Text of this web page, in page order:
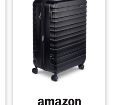
élargie pour inclure
une cabine
supplémentaire de 55
cm dotée d'une
poche facilement
accessible